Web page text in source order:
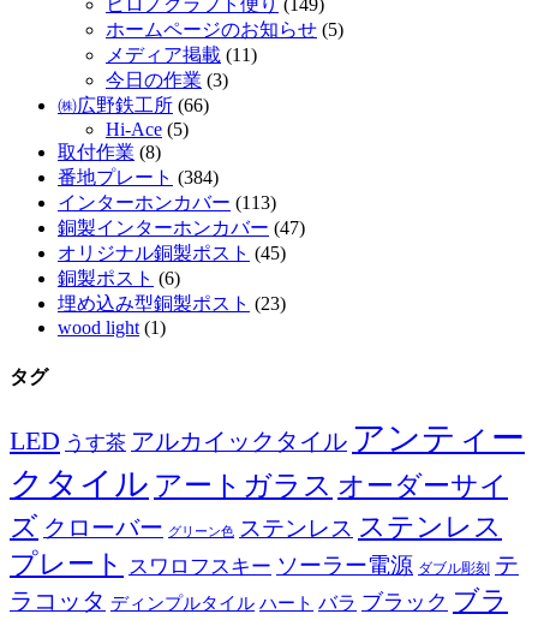
ヒロノクラフト便り (149)
ホームページのお知らせ (5)
メディア掲載 (11)
今日の作業 (3)
㈱広野鉄工所 (66)
Hi-Ace (5)
取付作業 (8)
番地プレート (384)
インターホンカバー (113)
銅製インターホンカバー (47)
オリジナル銅製ポスト (45)
銅製ポスト (6)
埋め込み型銅製ポスト (23)
wood light (1)
タグ
LED うす茶 アルカイックタイル アンティー
クタイル アートガラス オーダーサイ
ズ クローバー グリーン色 ステンレス ステンレス
プレート スワロフスキー ソーラー電源 ダブル彫刻 テ
ラコッタ ディンプルタイル ハート バラ ブラック ブラ